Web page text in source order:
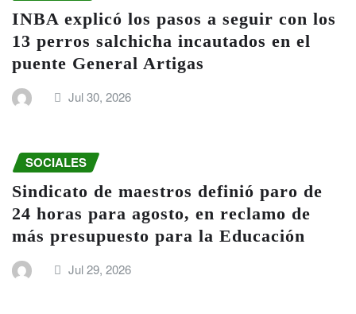
INBA explicó los pasos a seguir con los
13 perros salchicha incautados en el
puente General Artigas
Jul 30, 2026
SOCIALES
Sindicato de maestros definió paro de
24 horas para agosto, en reclamo de
más presupuesto para la Educación
Jul 29, 2026